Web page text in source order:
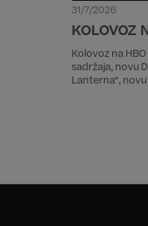
31/7/2026
KOLOVOZ
Kolovoz na
sadržaja, novu
Lanterna“, novu